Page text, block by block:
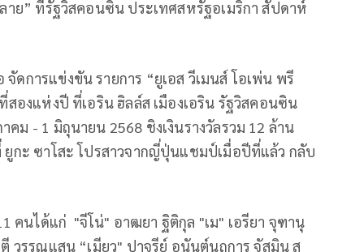
าย” ที่รัฐวิสคอนซิน ประเทศสหรัฐอเมริกา สัปดาห์
ดการแข่งขัน รายการ “ยูเอส วีเมนส์ โอเพ่น พรี
สองแห่งปี ที่เอริน ฮิลล์ส เมืองเอริน รัฐวิสคอนซิน
ม - 1 มิถุนายน 2568 ชิงเงินรางวัลรวม 12 ล้าน
กะ ซาโสะ โปรสาวจากญี่ปุ่นแชมป์เมื่อปีที่แล้ว กลับ
คนได้แก่ "จีโน่" อาฒยา ฐิติกุล "เม" เอรียา จุฑานุ
วรรณแสน “เมียว" ปาจรีย์ อนันต์นฤการ จัสมิน สุ